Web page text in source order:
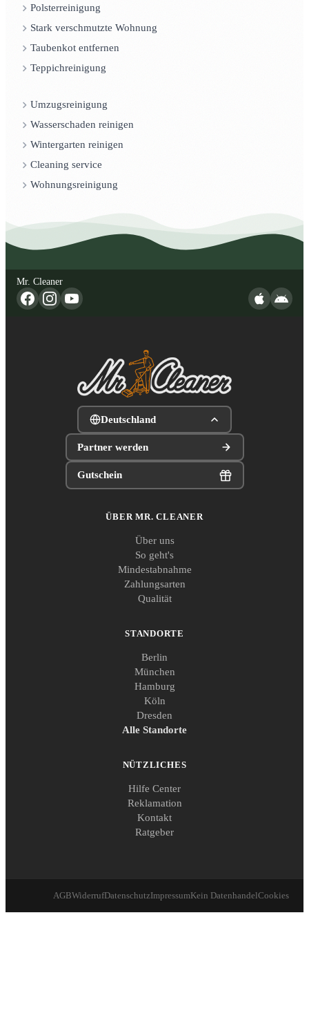
Polsterreinigung
Stark verschmutzte Wohnung
Taubenkot entfernen
Teppichreinigung
Umzugsreinigung
Wasserschaden reinigen
Wintergarten reinigen
Cleaning service
Wohnungsreinigung
Mr. Cleaner
Deutschland
Partner werden
Gutschein
ÜBER MR. CLEANER
Über uns
So geht's
Mindestabnahme
Zahlungsarten
Qualität
STANDORTE
Berlin
München
Hamburg
Köln
Dresden
Alle Standorte
NÜTZLICHES
Hilfe Center
Reklamation
Kontakt
Ratgeber
AGBWiderrufDatenschutzImpressumKein DatenhandelCookies